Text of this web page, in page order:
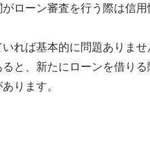
ローン審査を行う際は信用
れば基本的に問題ありま
と、新たにローンを借りる
ります。